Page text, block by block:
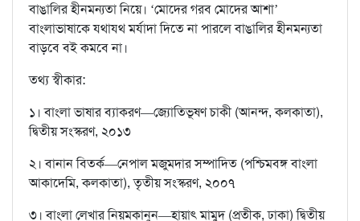
বাঙালির হীনমন্যতা নিয়ে। ‘মোদের গরব মোদের আশা’
বাংলাভাষাকে যথাযথ মর্যাদা দিতে না পারলে বাঙালির হীনমন্যতা
বাড়বে বই কমবে না।
তথ্য স্বীকার:
১। বাংলা ভাষার ব্যাকরণ—জ্যোতিভূষণ চাকী (আনন্দ, কলকাতা),
দ্বিতীয় সংস্করণ, ২০১৩
২। বানান বিতর্ক—নেপাল মজুমদার সম্পাদিত (পশ্চিমবঙ্গ বাংলা
আকাদেমি, কলকাতা), তৃতীয় সংস্করণ, ২০০৭
৩। বাংলা লেখার নিয়মকানুন—হায়াৎ মামুদ (প্রতীক, ঢাকা) দ্বিতীয়